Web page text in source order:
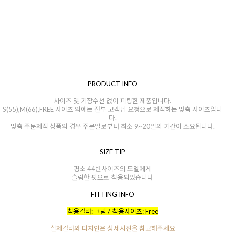
PRODUCT INFO
사이즈 및 기장수선 없이 피팅한 제품입니다.
S(55),M(66),FREE 사이즈 외에는 전부 고객님 요청으로 제작하는 맞춤 사이즈입니
다.
맞춤 주문제작 상품의 경우 주문일로부터 최소 9~20일의 기간이 소요됩니다.
SIZE TIP
평소 44반사이즈의 모델에게
슬림한 핏으로 착용되었습니다
FITTING INFO
착용컬러: 크림 / 착용사이즈: Free
실제컬러와 디자인은 상세사진을 참고해주세요